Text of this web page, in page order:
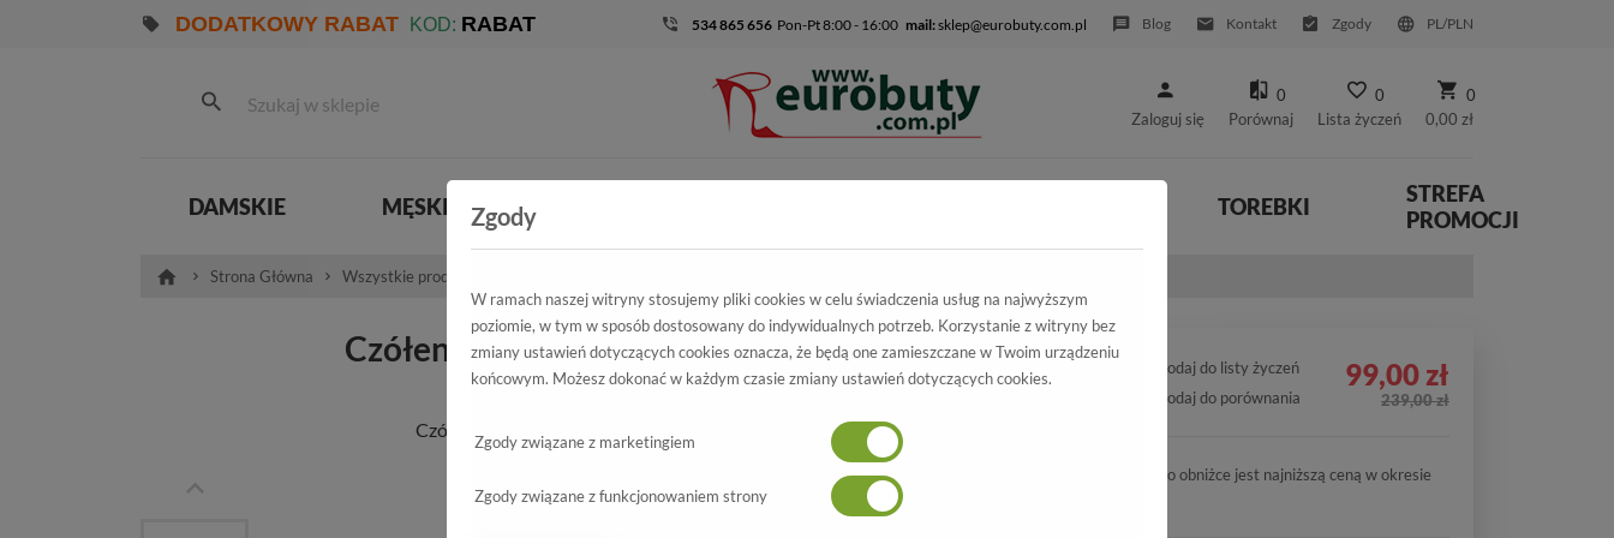
DODATKOWY RABAT KOD: RABAT 534 865 656 Pon-Pt 8:00 - 16:00 mail:sklep@eurobuty.com.pl Blog Kontakt Zgody PL/PLN
Zaloguj się
0
Porównaj
0
Lista życzeń
0
0,00 zł
DAMSKIE MĘSKIE TOREBKI
STREFA
PROMOCJI
Strona Główna Wszystkie produkty
Czółenka Caprcie 9-22307-36 210
Taupe.Prz
Czółenka Caprcie 9-22307-36 210 Taupe.Prz
Dodaj do listy życzeń
Dodaj do porównania
99,00 zł
239,00 zł
Cena po obniżce jest najniższą ceną w okresie
Zgody
W ramach naszej witryny stosujemy pliki cookies w celu świadczenia usług na najwyższym
poziomie, w tym w sposób dostosowany do indywidualnych potrzeb. Korzystanie z witryny bez
zmiany ustawień dotyczących cookies oznacza, że będą one zamieszczane w Twoim urządzeniu
końcowym. Możesz dokonać w każdym czasie zmiany ustawień dotyczących cookies.
Zgody związane z marketingiem
Zgody związane z funkcjonowaniem strony